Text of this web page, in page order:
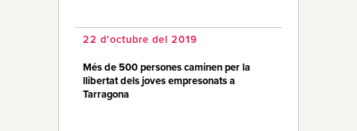
Qui Som
22 d'octubre del 2019
Més de 500 persones caminen per la
llibertat dels joves empresonats a
Tarragona